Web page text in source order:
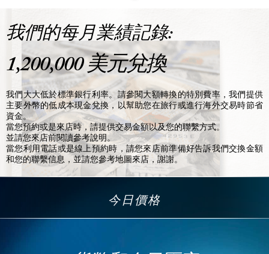
我們大大低於標準銀行利率。請參閱大額轉換的特別費率，我們提供
主要外幣的低成本現金兌換，以幫助您在旅行或進行海外交易時節省
資金。
當您預約或是來店時，請提供交易金額以及您的聯繫方式。
並請您來店前閱讀參考說明。
當您利用電話或是線上預約時，請您來店前準備好告訴我們交換金額
和您的聯繫信息，並請您參考地圖來店，謝謝。
今日價格